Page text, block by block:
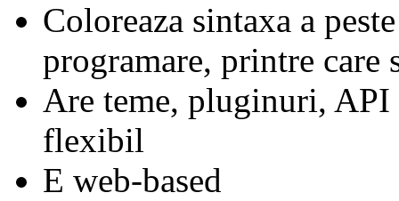
Coloreaza sintaxa a
programare, printre care
Are teme, pluginuri,
flexibil
E web-based